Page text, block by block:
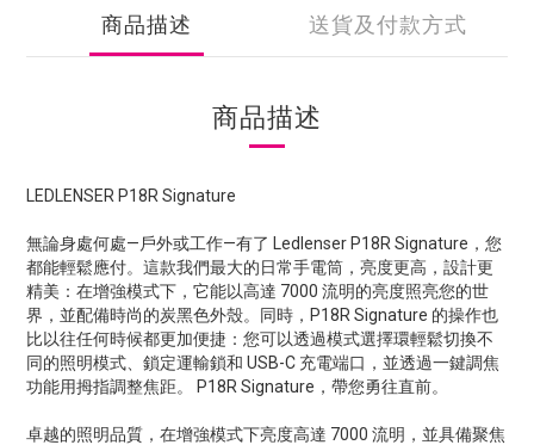
商品描述 送貨及付款方式
商品描述
LEDLENSER P18R Signature
無論身處何處—戶外或工作—有了 Ledlenser P18R Signature，您
都能輕鬆應付。這款我們最大的日常手電筒，亮度更高，設計更
精美：在增強模式下，它能以高達 7000 流明的亮度照亮您的世
界，並配備時尚的炭黑色外殼。同時，P18R Signature 的操作也
比以往任何時候都更加便捷：您可以透過模式選擇環輕鬆切換不
同的照明模式、鎖定運輸鎖和 USB-C 充電端口，並透過一鍵調焦
功能用拇指調整焦距。 P18R Signature，帶您勇往直前。
卓越的照明品質，在增強模式下亮度高達 7000 流明，並具備聚焦